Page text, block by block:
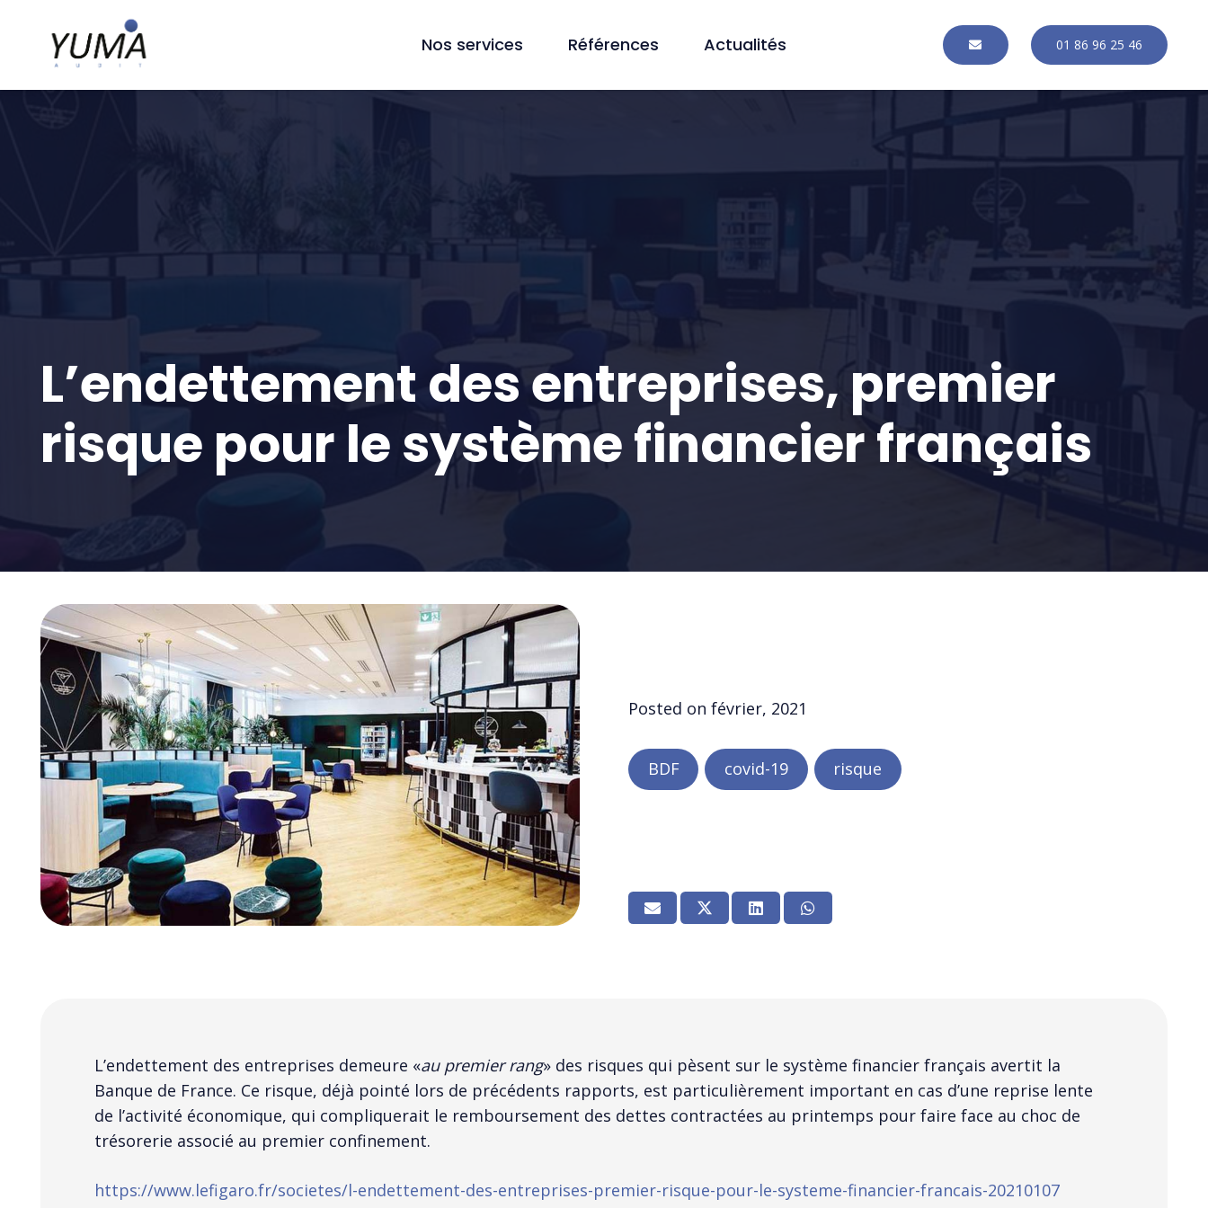
Nos services Références Actualités 01 86 96 25 46
L’endettement des entreprises, premier
risque pour le système financier français
Posted on février, 2021
BDF covid-19 risque
L’endettement des entreprises demeure «au premier rang» des risques qui pèsent sur le système financier français avertit la
Banque de France. Ce risque, déjà pointé lors de précédents rapports, est particulièrement important en cas d’une reprise lente
de l’activité économique, qui compliquerait le remboursement des dettes contractées au printemps pour faire face au choc de
trésorerie associé au premier confinement.
https://www.lefigaro.fr/societes/l-endettement-des-entreprises-premier-risque-pour-le-systeme-financier-francais-20210107